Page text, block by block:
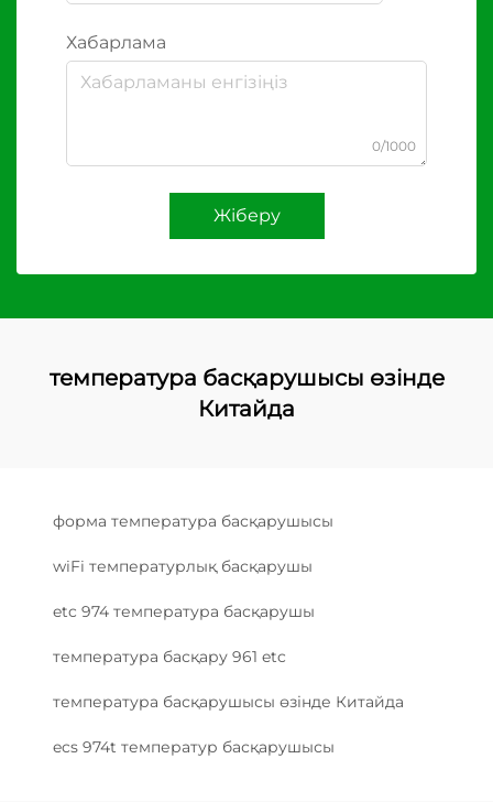
Хабарлама
0/1000
Жіберу
температура басқарушысы өзінде
Китайда
форма температура басқарушысы
wiFi температурлық басқарушы
etc 974 температура басқарушы
температура басқару 961 etc
температура басқарушысы өзінде Китайда
ecs 974t температур басқарушысы